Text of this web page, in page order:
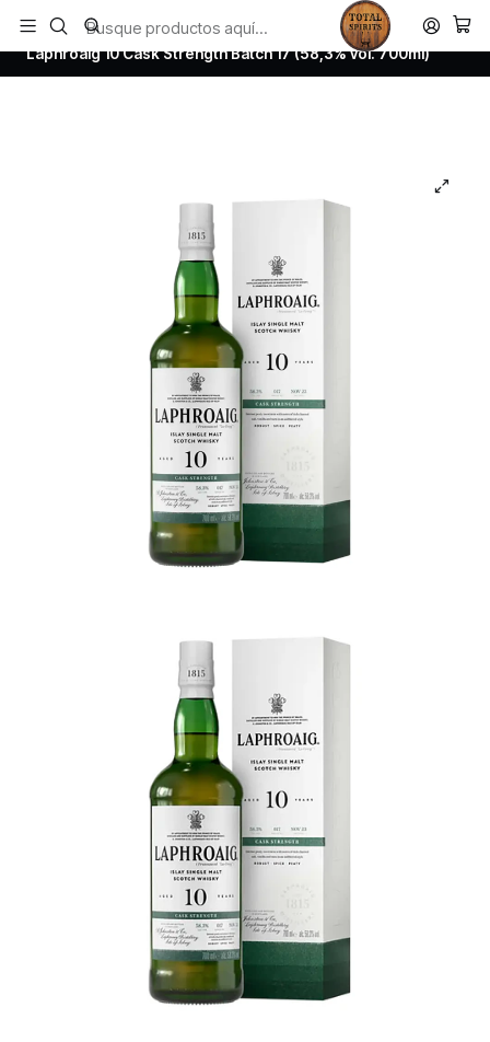
Todos los productos estan en stock. Despachamos a todo Chile.
Inicio Whisky
Scotch Whisky Islay
Laphroaig 10 Cask Strength Batch 17 (58,3% vol. 700ml)